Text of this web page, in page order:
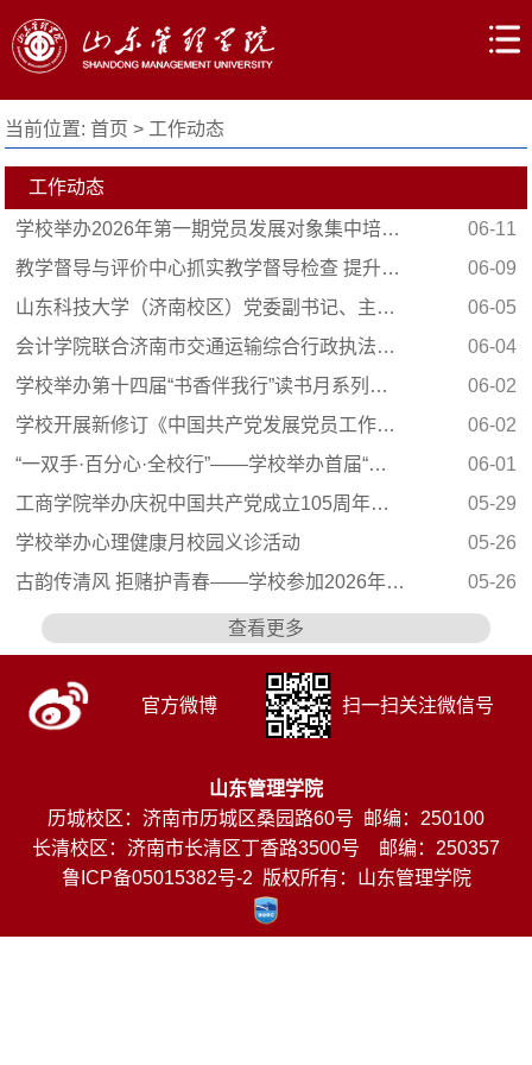
当前位置: 首页 >工作动态
工作动态
学校举办2026年第一期党员发展对象集中培训班
06-11
教学督导与评价中心抓实教学督导检查 提升课堂育...
06-09
山东科技大学（济南校区）党委副书记、主任刘国栋...
06-05
会计学院联合济南市交通运输综合行政执法支队槐荫...
06-04
学校举办第十四届“书香伴我行”读书月系列活动
06-02
学校开展新修订《中国共产党发展党员工作细则》学...
06-02
“一双手·百分心·全校行”——学校举办首届“我为...
06-01
工商学院举办庆祝中国共产党成立105周年暨首届社区...
05-29
学校举办心理健康月校园义诊活动
05-26
古韵传清风 拒赌护青春——学校参加2026年山东省“...
05-26
查看更多
官方微博 扫一扫关注微信号
山东管理学院
历城校区：济南市历城区桑园路60号 邮编：250100
长清校区：济南市长清区丁香路3500号 邮编：250357
鲁ICP备05015382号-2版权所有：山东管理学院